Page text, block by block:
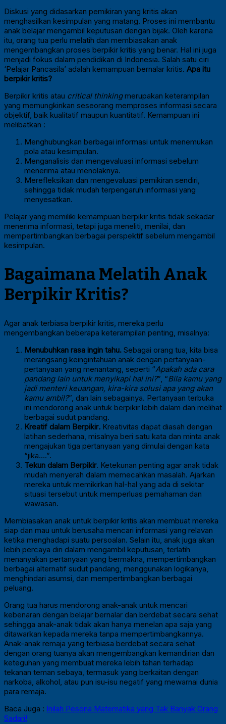
Diskusi yang didasarkan pemikiran yang kritis akan
menghasilkan kesimpulan yang matang. Proses ini membantu
anak belajar mengambil keputusan dengan bijak. Oleh karena
itu, orang tua perlu melatih dan membiasakan anak
mengembangkan proses berpikir kritis yang benar. Hal ini juga
menjadi fokus dalam pendidikan di Indonesia. Salah satu ciri
‘Pelajar Pancasila’ adalah kemampuan bernalar kritis. Apa itu
berpikir kritis?
Berpikir kritis atau critical thinkingmerupakan keterampilan
yang memungkinkan seseorang memproses informasi secara
objektif, baik kualitatif maupun kuantitatif. Kemampuan ini
melibatkan :
Menghubungkan berbagai informasi untuk menemukan
pola atau kesimpulan.
Menganalisis dan mengevaluasi informasi sebelum
menerima atau menolaknya.
Merefleksikan dan mengevaluasi pemikiran sendiri,
sehingga tidak mudah terpengaruh informasi yang
menyesatkan.
Pelajar yang memiliki kemampuan berpikir kritis tidak sekadar
menerima informasi, tetapi juga meneliti, menilai, dan
mempertimbangkan berbagai perspektif sebelum mengambil
kesimpulan.
Bagaimana Melatih Anak
Berpikir Kritis?
Agar anak terbiasa berpikir kritis, mereka perlu
mengembangkan beberapa keterampilan penting, misalnya:
Menubuhkan rasa ingin tahu. Sebagai orang tua, kita bisa
merangsang keingintahuan anak dengan pertanyaan-
pertanyaan yang menantang, seperti “Apakah ada cara
pandang lain untuk menyikapi hal ini?”, “Bila kamu yang
jadi menteri keuangan, kira-kira solusi apa yang akan
kamu ambil?”, dan lain sebagainya. Pertanyaan terbuka
ini mendorong anak untuk berpikir lebih dalam dan melihat
berbagai sudut pandang.
Kreatif dalam Berpikir. Kreativitas dapat diasah dengan
latihan sederhana, misalnya beri satu kata dan minta anak
mengajukan tiga pertanyaan yang dimulai dengan kata
“jika….”.
Tekun dalam Berpikir. Ketekunan penting agar anak tidak
mudah menyerah dalam memecahkan masalah. Ajarkan
mereka untuk memikirkan hal-hal yang ada di sekitar
situasi tersebut untuk memperluas pemahaman dan
wawasan.
Membiasakan anak untuk berpikir kritis akan membuat mereka
siap dan mau untuk berusaha mencari informasi yang relavan
ketika menghadapi suatu persoalan. Selain itu, anak juga akan
lebih percaya diri dalam mengambil keputusan, terlatih
menanyakan pertanyaan yang bermakna, mempertimbangkan
berbagai alternatif sudut pandang, menggunakan logikanya,
menghindari asumsi, dan mempertimbangkan berbagai
peluang.
Orang tua harus mendorong anak-anak untuk mencari
kebenaran dengan belajar bernalar dan berdebat secara sehat
sehingga anak-anak tidak akan hanya menelan apa saja yang
ditawarkan kepada mereka tanpa mempertimbangkannya.
Anak-anak remaja yang terbiasa berdebat secara sehat
dengan orang tuanya akan mengembangkan kemandirian dan
keteguhan yang membuat mereka lebih tahan terhadap
tekanan teman sebaya, termasuk yang berkaitan dengan
narkoba, alkohol, atau pun isu-isu negatif yang mewarnai dunia
para remaja.
Baca Juga : Inilah Pesona Matematika yang Tak Banyak Orang
Sadari!